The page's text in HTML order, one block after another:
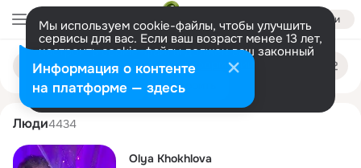
Войти
Мы используем cookie-файлы, чтобы улучшить
сервисы для вас. Если ваш возраст менее 13 лет,
настроить cookie-файлы должен ваш законный
представитель. Больше информации
Разрешить все Настроить
Поиск
людям
olya khokhlova
Люди4434
Olya Khokhlova
Информация о контенте
на платформе — здесь